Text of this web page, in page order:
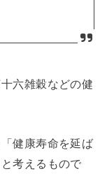
六雑穀などの健
健康寿命を延ば
考えるもので